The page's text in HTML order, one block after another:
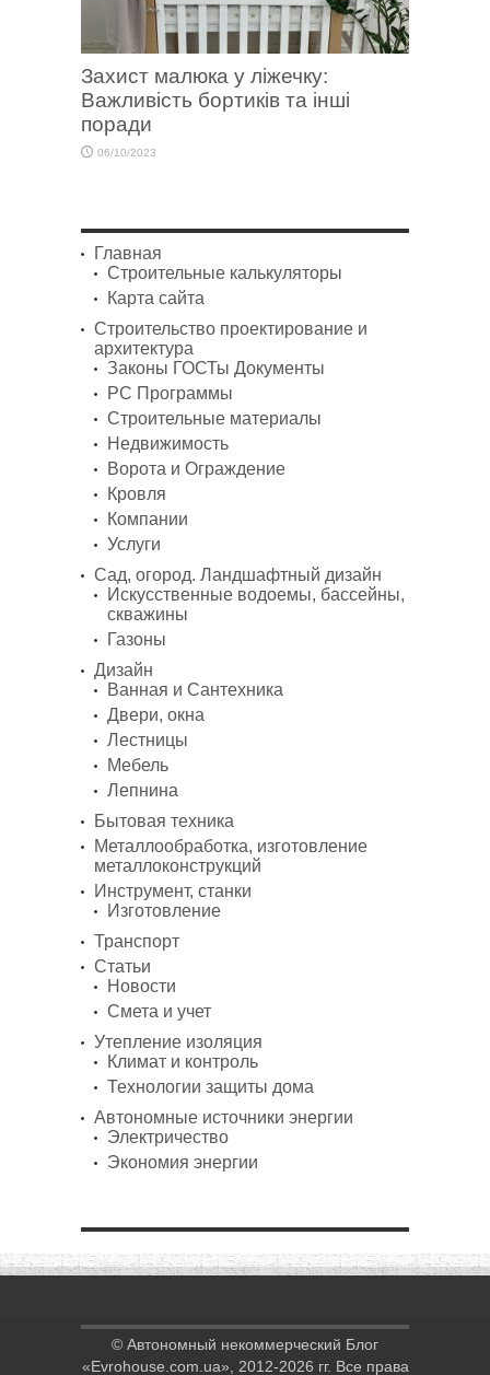
Захист малюка у ліжечку:
Важливість бортиків та інші
поради
06/10/2023
Главная
Строительные калькуляторы
Карта сайта
Строительство проектирование и
архитектура
Законы ГОСТы Документы
PC Программы
Строительные материалы
Недвижимость
Ворота и Ограждение
Кровля
Компании
Услуги
Сад, огород. Ландшафтный дизайн
Искусственные водоемы, бассейны,
скважины
Газоны
Дизайн
Ванная и Сантехника
Двери, окна
Лестницы
Мебель
Лепнина
Бытовая техника
Металлообработка, изготовление
металлоконструкций
Инструмент, станки
Изготовление
Транспорт
Статьи
Новости
Смета и учет
Утепление изоляция
Климат и контроль
Технологии защиты дома
Автономные источники энергии
Электричество
Экономия энергии
© Автономный некоммерческий Блог
«Evrohouse.com.ua», 2012-2026 гг. Все права